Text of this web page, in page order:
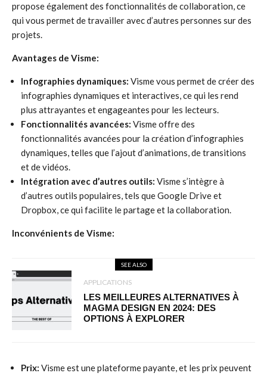
propose également des fonctionnalités de collaboration, ce
qui vous permet de travailler avec d’autres personnes sur des
projets.
Avantages de Visme:
Infographies dynamiques: Visme vous permet de créer des
infographies dynamiques et interactives, ce qui les rend
plus attrayantes et engageantes pour les lecteurs.
Fonctionnalités avancées: Visme offre des
fonctionnalités avancées pour la création d’infographies
dynamiques, telles que l’ajout d’animations, de transitions
et de vidéos.
Intégration avec d’autres outils: Visme s’intègre à
d’autres outils populaires, tels que Google Drive et
Dropbox, ce qui facilite le partage et la collaboration.
Inconvénients de Visme:
SEE ALSO
APPLICATIONS
LES MEILLEURES ALTERNATIVES À
MAGMA DESIGN EN 2024: DES
OPTIONS À EXPLORER
Prix: Visme est une plateforme payante, et les prix peuvent